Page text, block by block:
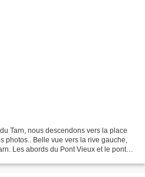
Tarn, nous descendons vers la place
photos.. Belle vue vers la rive gauche,
Les abords du Pont Vieux et le pont